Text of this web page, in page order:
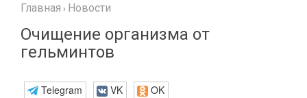
продукции
Карта
сайта
Главная › Новости
Очищение организма от
гельминтов
Telegram VK OK